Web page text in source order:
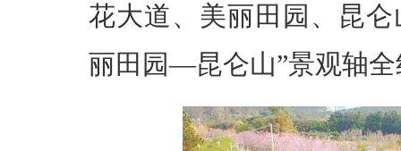
花大道、美丽田园、昆
丽田园—昆仑山”景观轴全